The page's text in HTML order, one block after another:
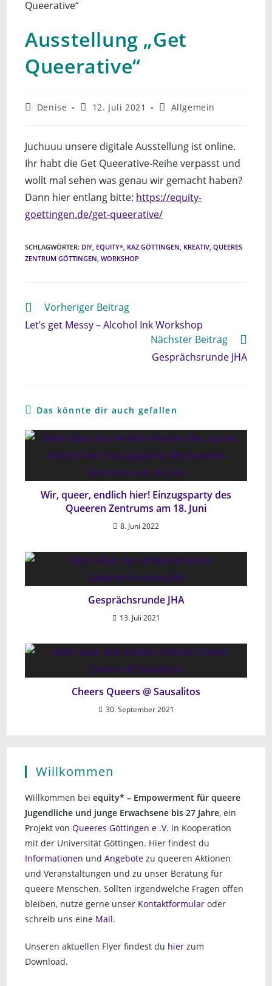
Ausstellung „Get
Queerative“
Beitrags-
Denise
Beitrag
12. Juli 2021
Beitrags-
Allgemein
Juchuuu unsere digitale Ausstellung ist online.
Ihr habt die Get Queerative-Reihe verpasst und
wollt mal sehen was genau wir gemacht haben?
Dann hier entlang bitte: https://equity-
goettingen.de/get-queerative/
SCHLAGWÖRTER: DIY, EQUITY*, KAZ GÖTTINGEN, KREATIV, QUEERES
ZENTRUM GÖTTINGEN, WORKSHOP
Weitere
ansehen
Vorheriger Beitrag
Let’s get Messy – Alcohol Ink Workshop
Nächster Beitrag
Gesprächsrunde JHA
Das könnte dir auch gefallen
Wir, queer, endlich hier! Einzugsparty des
Queeren Zentrums am 18. Juni
8. Juni 2022
Gesprächsrunde JHA
13. Juli 2021
Cheers Queers @ Sausalitos
30. September 2021
Willkommen
Willkommen beiequity* – Empowerment für queere
Jugendliche und junge Erwachsene bis 27 Jahre, ein
Projekt vonQueeres Göttingen e .V. in Kooperation
mit der Universität Göttingen. Hier findest du
Informationen undAngebote zu queeren Aktionen
und Veranstaltungen und zu unser Beratung für
queere Menschen. Sollten irgendwelche Fragen offen
bleiben, nutze gerne unser Kontaktformular oder
schreib uns eine Mail.
Unseren aktuellen Flyer findest du hier zum
Download.